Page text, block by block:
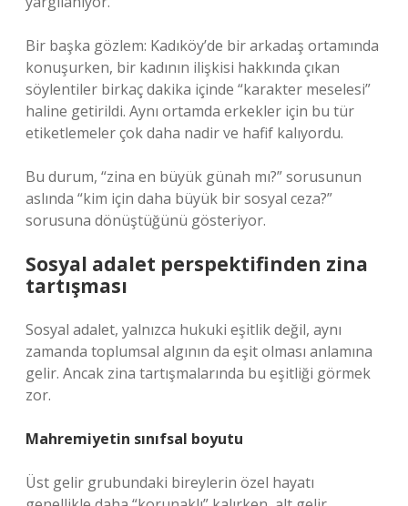
Bir başka gözlem: Kadıköy’de bir arkadaş ortamında
konuşurken, bir kadının ilişkisi hakkında çıkan
söylentiler birkaç dakika içinde “karakter meselesi”
haline getirildi. Aynı ortamda erkekler için bu tür
etiketlemeler çok daha nadir ve hafif kalıyordu.
Bu durum, “zina en büyük günah mı?” sorusunun
aslında “kim için daha büyük bir sosyal ceza?”
sorusuna dönüştüğünü gösteriyor.
Sosyal adalet perspektifinden zina
tartışması
Sosyal adalet, yalnızca hukuki eşitlik değil, aynı
zamanda toplumsal algının da eşit olması anlamına
gelir. Ancak zina tartışmalarında bu eşitliği görmek
zor.
Mahremiyetin sınıfsal boyutu
Üst gelir grubundaki bireylerin özel hayatı